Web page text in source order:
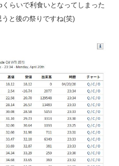
らいで利食いとなってしまった
と後の祭りですね(笑)